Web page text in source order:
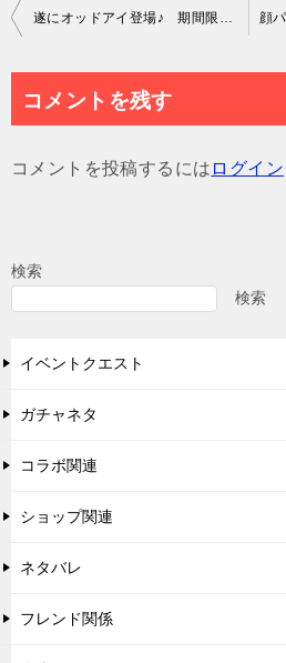
投
ビ
ョ
遂にオッドアイ登場♪ 期間限定ガチャ ROCK WOLF’s なおハードルは上がっている模様ｗｗｗ
コメントを残す
コメントを投稿するには ログイン
検索
検索
イベントクエスト
ガチャネタ
コラボ関連
ショップ関連
ネタバレ
フレンド関係